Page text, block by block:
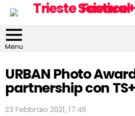
Menu
URBAN Photo
partnership con
23 Febbraio 2021, 17:46